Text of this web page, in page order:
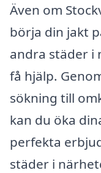
Även om
börja din jakt
andra städer i
få hjälp.
sökning till
kan du öka
perfekta
städer i